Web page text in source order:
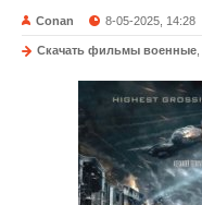
Conan 8-05-2025, 14:28
Скачать фильмы военные